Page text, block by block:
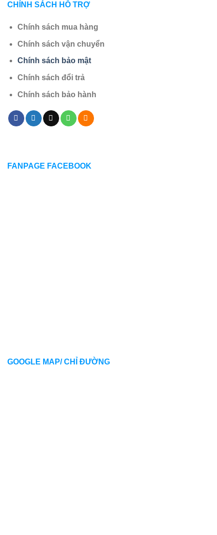
CHÍNH SÁCH HỖ TRỢ
Chính sách mua hàng
Chính sách vận chuyển
Chính sách bảo mật
Chính sách đổi trả
Chính sách bảo hành
FANPAGE FACEBOOK
GOOGLE MAP/ CHỈ ĐƯỜNG